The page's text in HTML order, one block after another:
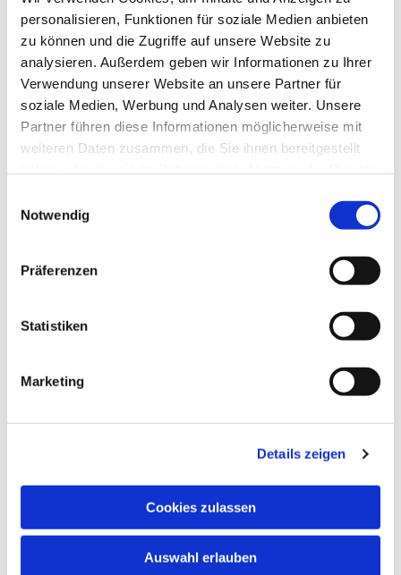
personalisieren, Funktionen für soziale Medien anbieten
zu können und die Zugriffe auf unsere Website zu
analysieren. Außerdem geben wir Informationen zu Ihrer
Verwendung unserer Website an unsere Partner für
soziale Medien, Werbung und Analysen weiter. Unsere
Partner führen diese Informationen möglicherweise mit
weiteren Daten zusammen, die Sie ihnen bereitgestellt
Notwendig
Präferenzen
Statistiken
Marketing
Details zeigen
Cookies zulassen
Auswahl erlauben
interessieren